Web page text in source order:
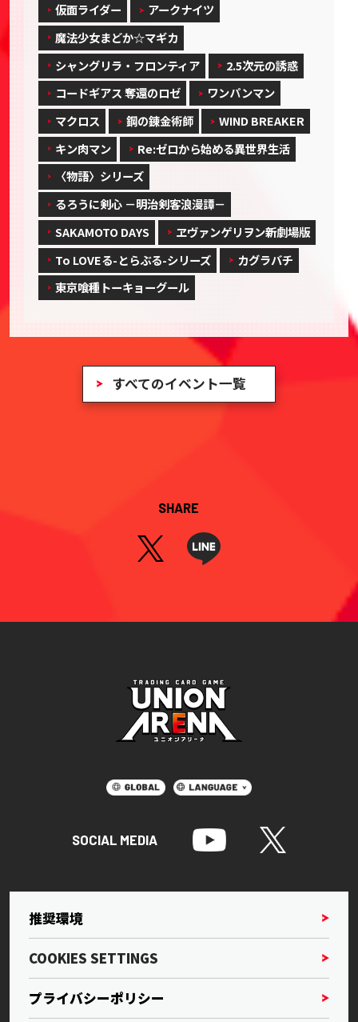
仮面ライダー
アークナイツ
魔法少女まどか☆マギカ
シャングリラ・フロンティア
2.5次元の誘惑
コードギアス 奪還のロゼ
ワンパンマン
マクロス
鋼の錬金術師
WIND BREAKER
キン肉マン
Re:ゼロから始める異世界生活
〈物語〉シリーズ
るろうに剣心 －明治剣客浪漫譚－
SAKAMOTO DAYS
ヱヴァンゲリヲン新劇場版
To LOVEる-とらぶる-シリーズ
カグラバチ
東京喰種トーキョーグール
すべてのイベント一覧
SHARE
SOCIAL MEDIA
推奨環境
COOKIES SETTINGS
プライバシーポリシー